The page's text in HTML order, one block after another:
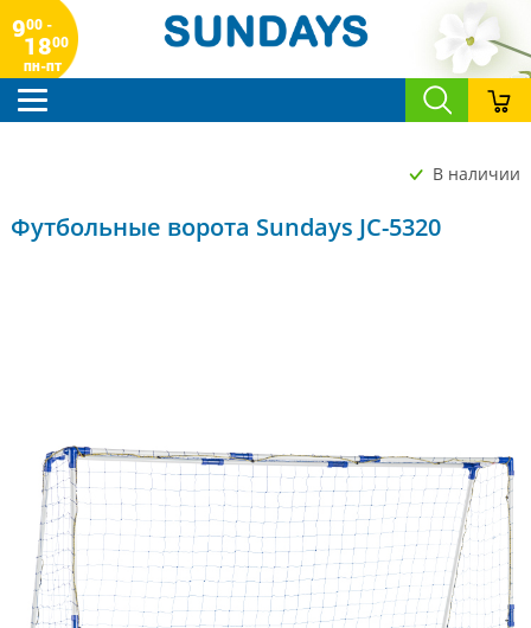
900 -
1800
пн-пт
В наличии
Футбольные ворота Sundays JC-5320